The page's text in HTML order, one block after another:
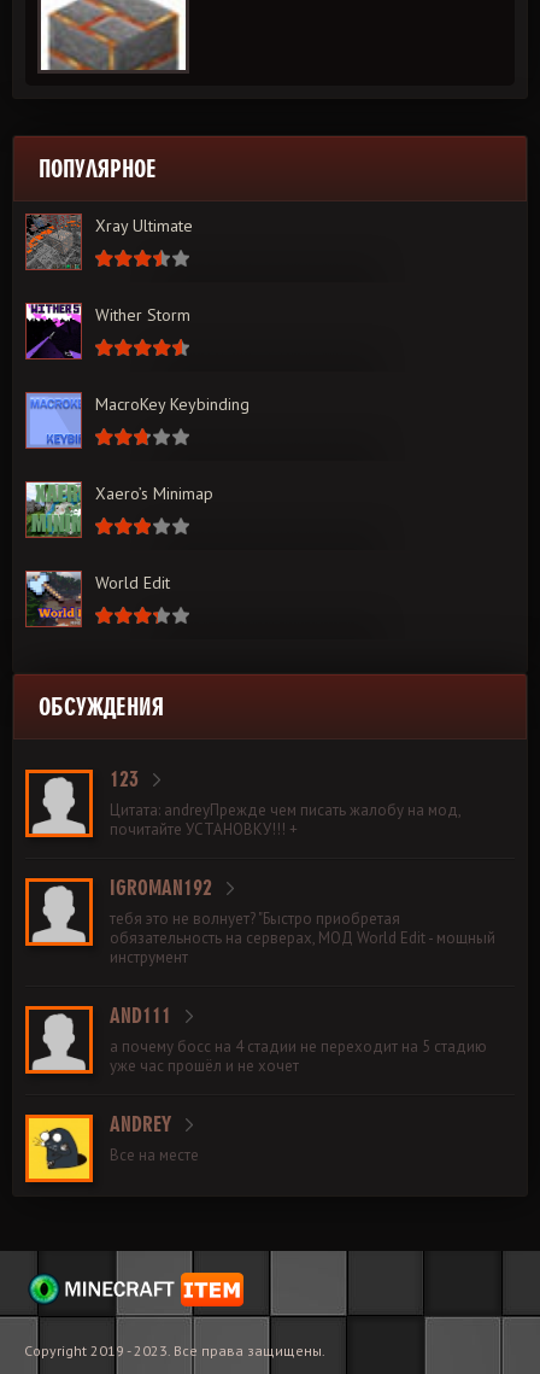
ПОПУЛЯРНОЕ
Xray Ultimate
Wither Storm
MacroKey Keybinding
Xaero’s Minimap
World Edit
ОБСУЖДЕНИЯ
123
Цитата: andreyПрежде чем писать жалобу на мод,
почитайте УСТАНОВКУ!!! +
IGROMAN192
тебя это не волнует? "Быстро приобретая
обязательность на серверах, МОД World Edit - мощный
инструмент
AND111
а почему босс на 4 стадии не переходит на 5 стадию
уже час прошёл и не хочет
ANDREY
Все на месте
Copyright 2019 - 2023. Все права защищены.